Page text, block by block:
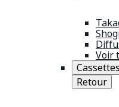
Voir
Retour